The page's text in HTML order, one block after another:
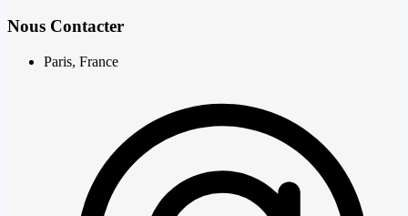
Nous Contacter
Paris, France